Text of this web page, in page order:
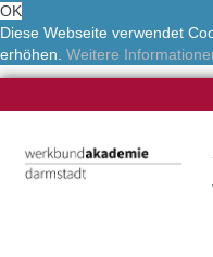
OK
Diese Webseite verwendet
erhöhen. Weitere